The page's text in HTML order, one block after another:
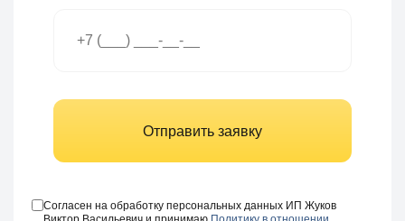
Отправить заявку
Согласен на обработку персональных данных ИП Жуков